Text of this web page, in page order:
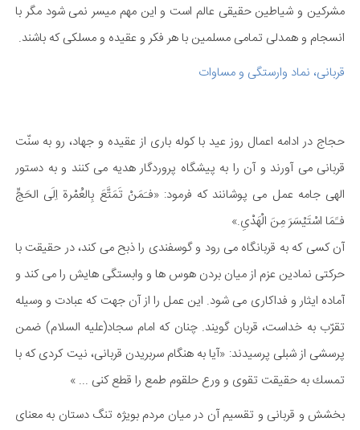
مشركین و شیاطین حقیقی عالم است و این مهم میسر نمی شود مگر با
انسجام و همدلی تمامی مسلمین با هر فكر و عقیده و مسلكی كه باشند.
قربانی، نماد وارستگی و مساوات
حجاج در ادامه اعمال روز عید با كوله باری از عقیده و جهاد، رو به سنّت
قربانی می آورند و آن را به پیشگاه پروردگار هدیه می كنند و به دستور
الهی جامه عمل می پوشانند كه فرمود: «فـَمَنْ تَمَتَّعَ بِالعُمْرة اِلَی الحَجِّ
فـََمَا اسْتَیْسَرَ مِنَ الْهَدْیِ.»
آن كسی كه به قربانگاه می رود و گوسفندی را ذبح می كند، در حقیقت با
حركتی نمادین عزم از میان بردن هوس ها و وابستگی هایش را می كند و
آماده ایثار و فداكاری می شود. این عمل را از آن جهت كه عبادت و وسیله
تقرّب به خداست، قربان گویند. چنان كه امام سجاد(علیه السلام) ضمن
پرسشی از شبلی پرسیدند: «آیا به هنگام سربریدن قربانی، نیت كردی كه با
تمسك به حقیقت تقوی و ورع حلقوم طمع را قطع كنی ... »
بخشش و قربانی و تقسیم آن در میان مردم بویژه تنگ دستان به معنای